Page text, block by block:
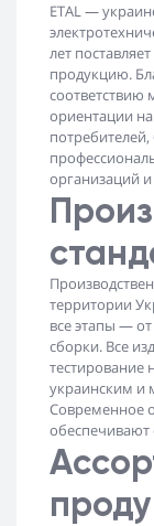
ETAL —
лет
продукцию.
соответствию
ориентации
организаций
территории
все этапы —
сборки. Все
тестирование
украинским и
Современное
обеспечивают